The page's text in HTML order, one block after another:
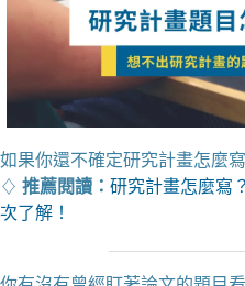
如果你還不確定研究計畫怎麼
♢ 推薦閱讀： 研究計畫怎麼寫
次了解！